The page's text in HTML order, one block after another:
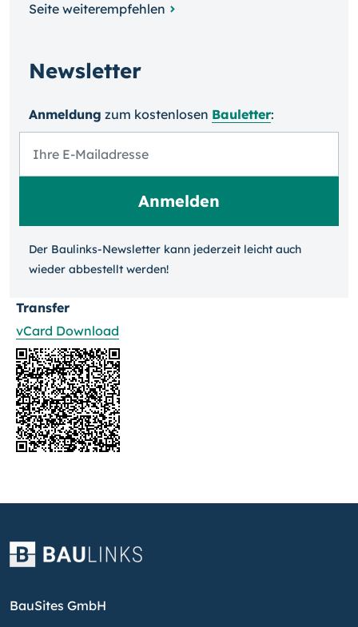
Seite weiterempfehlen
Newsletter
Anmeldung zum kosten­losen Bauletter:
Der Baulinks-Newsletter kann jeder­zeit leicht auch
wieder ab­bestellt werden!
Transfer
vCard Download
BauSites GmbH